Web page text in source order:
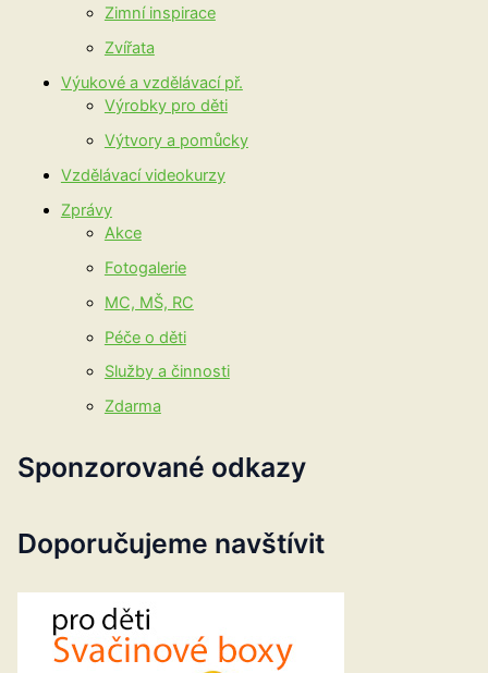
Zimní inspirace
Zvířata
Výukové a vzdělávací př.
Výrobky pro děti
Výtvory a pomůcky
Vzdělávací videokurzy
Zprávy
Akce
Fotogalerie
MC, MŠ, RC
Péče o děti
Služby a činnosti
Zdarma
Sponzorované odkazy
Doporučujeme navštívit